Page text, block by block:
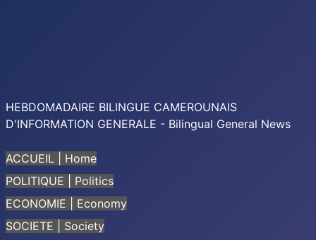
HEBDOMADAIRE BILINGUE CAMEROUNAIS
D'INFORMATION GENERALE - Bilingual General News
ACCUEIL | Home
POLITIQUE | Politics
ECONOMIE | Economy
SOCIETE | Society